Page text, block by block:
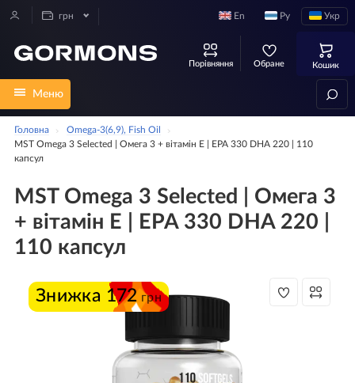
грн Укр
Ру
En
Порівняння Обране Кошик
Меню
Головна
Omega-3(6,9), Fish Oil
MST Omega 3 Selected | Омега 3 + вітамін Е | EPA 330 DHA 220 | 110
капсул
MST Omega 3 Selected | Омега 3
+ вітамін Е | EPA 330 DHA 220 |
110 капсул
Знижка 172 грн